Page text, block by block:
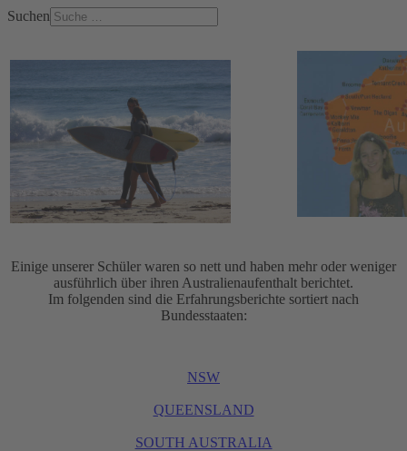
Suchen
Einige unserer Schüler waren so nett und haben mehr oder weniger
ausführlich über ihren Australienaufenthalt berichtet.
Im folgenden sind die Erfahrungsberichte sortiert nach
Bundesstaaten:
NSW
QUEENSLAND
SOUTH AUSTRALIA